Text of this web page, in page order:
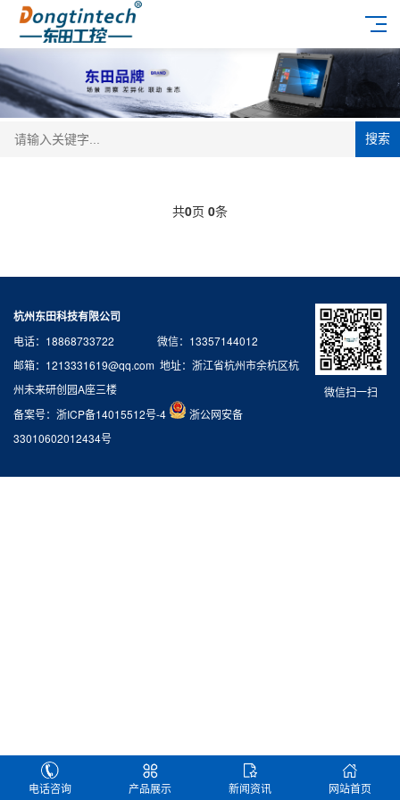
搜索
共0页 0条
微信扫一扫
杭州东田科技有限公司
电话：18868733722 微信：13357144012
邮箱：1213331619@qq.com 地址：浙江省杭州市余杭区杭
州未来研创园A座三楼
备案号： 浙ICP备14015512号-4
浙公网安备
33010602012434号
电话咨询 产品展示 新闻资讯 网站首页